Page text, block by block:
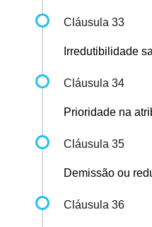
Cláusula 33
Irredutibilidade
Cláusula 34
Prioridade na
Cláusula 35
Demissão ou
Cláusula 36